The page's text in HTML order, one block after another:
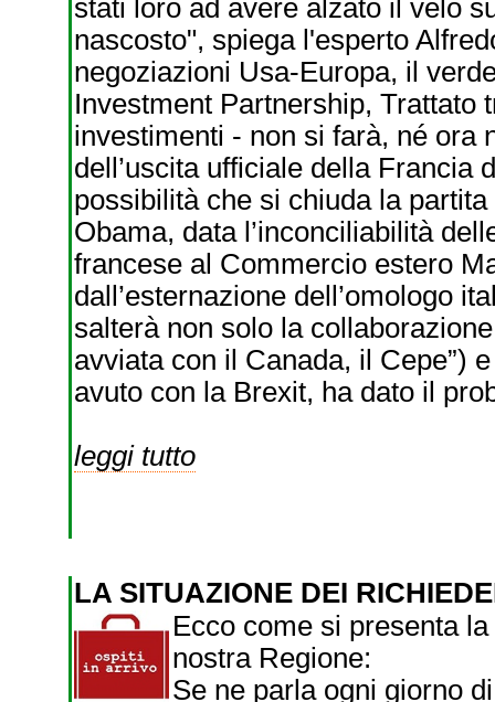
stati loro ad avere alzato il velo
nascosto", spiega l'esperto
negoziazioni Usa-Europa, il
Investment Partnership, Trattato
investimenti - non si farà, né ora
dell’uscita ufficiale della Francia
possibilità che si chiuda la
Obama, data l’inconciliabilità
francese al Commercio estero
dall’esternazione dell’omologo
salterà non solo la
avviata con il Canada, il Cepe”)
avuto con la Brexit, ha dato il
leggi tutto
LA SITUAZIONE DEI
Ecco come si presenta
nostra Regione:
Se ne parla ogni giorno